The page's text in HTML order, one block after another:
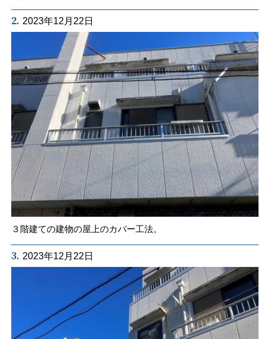
2. 2023年12月22日
３階建ての建物の屋上のカバー工法。
3. 2023年12月22日